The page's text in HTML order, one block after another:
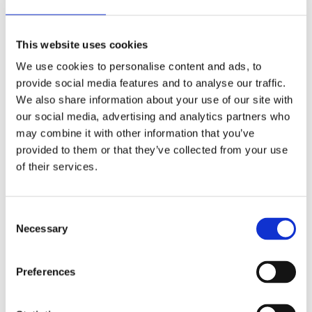
This website uses cookies
We use cookies to personalise content and ads, to
provide social media features and to analyse our traffic.
We also share information about your use of our site with
our social media, advertising and analytics partners who
may combine it with other information that you’ve
provided to them or that they’ve collected from your use
of their services.
Selection
Necessary
Preferences
Tabletės protezų valymui – tai praeitas
etapas. Atraskite Suomijos dantų technikų
sukurtą inovaciją. Tai – „IsoDent“ dantų
protezų valiklis.
Itin taupus: 1 buteliuko pakanka 3
mėnesiams.
Išskirtinai veiksmingas: šalina bakterijas,
į šį valiklį pusvalandžiui, atgauna savo pirminį
vaizdą.
Taupus, efektyvus, Suomijoje sukurtas ir